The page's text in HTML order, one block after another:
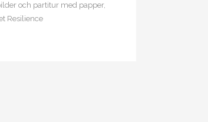
och partitur med papper,
Resilience